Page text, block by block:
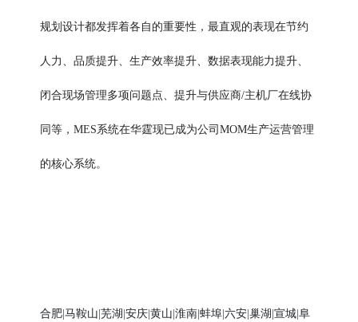
规划设计都发挥着各自的重要性，最直观的表现在节约
人力、品质提升、生产效率提升、数据表现能力提升、
闭合现场管理多项问题点、提升与供应商/主机厂在线协
同等，MES系统在华霆现已成为公司 MOM生产运营管理
的核心系统。
合肥马鞍山 芜湖 安庆黄山 淮南蚌埠六安巢湖 宣城阜